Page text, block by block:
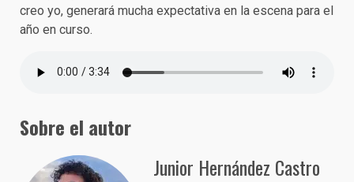
creo yo, generará mucha expectativa en la escena para el
año en curso.
Sobre el autor
Junior Hernández Castro